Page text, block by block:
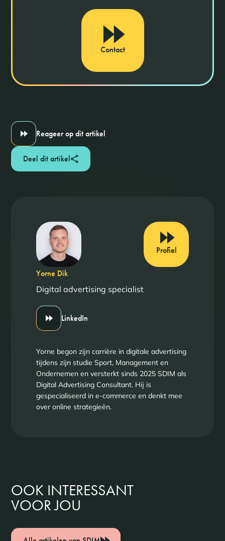
Contact
Reageer op dit artikel
Deel dit artikel
Yorne Dik
Digital advertising specialist
LinkedIn
Profiel
Yorne begon zijn carrière in digitale advertising
tijdens zijn studie Sport, Management en
Ondernemen en versterkt sinds 2025 SDIM als
Digital Advertising Consultant. Hij is
gespecialiseerd in e-commerce en denkt mee
over online strategieën.
OOK INTERESSANT
VOOR JOU